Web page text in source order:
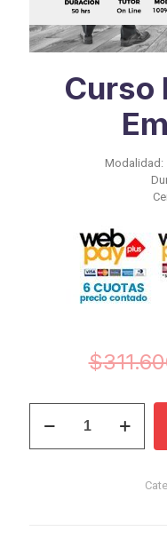
Curso
Modalidad:
$
Inteligencia